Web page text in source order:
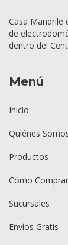
Casa Mandrile
de
dentro del
Menú
Inicio
Quiénes
Productos
Cómo Comprar
Sucursales
Envíos Gratis